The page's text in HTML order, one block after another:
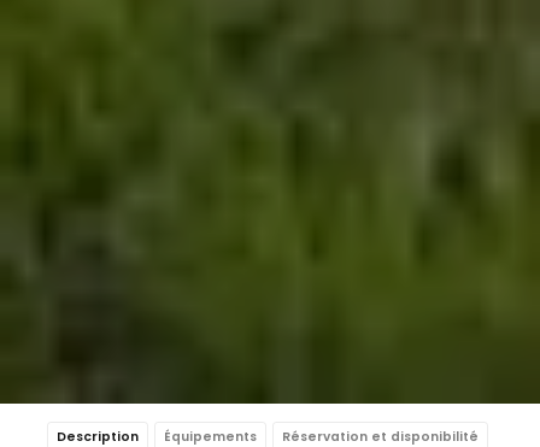
Description Équipements Réservation et disponibilité